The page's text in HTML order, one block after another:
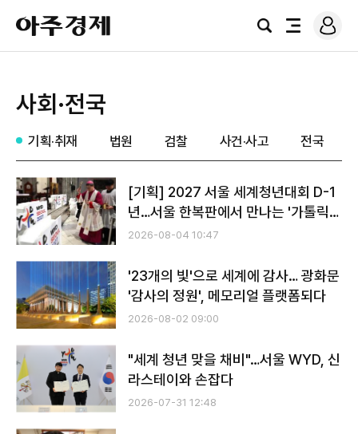
아
주
경
검
전
로
그
사회·전국
기획·취재 법원 검찰 사건·사고 전국
[기획] 2027 서울 세계청년대회 D-1
년…서울 한복판에서 만나는 '가톨릭
문화의 모든 것'
2026-08-04 10:47
'23개의 빛'으로 세계에 감사… 광화문
'감사의 정원', 메모리얼 플랫폼되다
2026-08-02 09:00
"세계 청년 맞을 채비"…서울 WYD, 신
라스테이와 손잡다
2026-07-31 12:48